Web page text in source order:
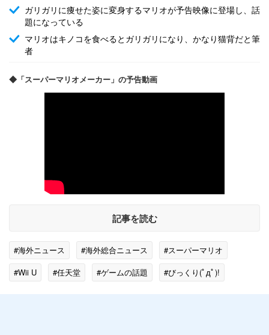
ガリガリに痩せた姿に変身するマリオが予告映像に登場し、話
題になっている
マリオはキノコを食べるとガリガリになり、かなり猫背だと筆
者
◆「スーパーマリオメーカー」の予告動画
記事を読む
#海外ニュース #海外総合ニュース
#スーパーマリオ
#Wii U
#任天堂 #ゲームの話題 #びっくり(ﾟдﾟ)!